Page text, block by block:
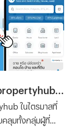
ในไตรมาสที่
คลุมทั้งกลุ่มผู้ที่